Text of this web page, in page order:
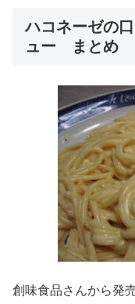
ハコネーゼの
ュー まとめ
創味食品さんから発